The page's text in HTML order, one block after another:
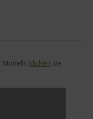
klicken Sie